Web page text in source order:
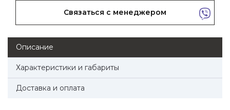
Связаться с менеджером
Описание
Характеристики и габариты
Доставка и оплата